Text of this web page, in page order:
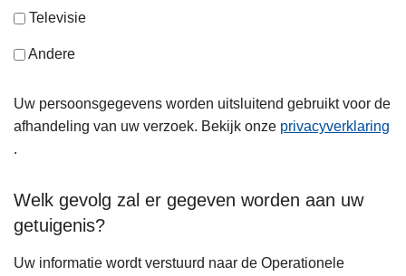
Televisie
Andere
Uw persoonsgegevens worden uitsluitend gebruikt voor de
afhandeling van uw verzoek. Bekijk onze privacyverklaring
.
Welk gevolg zal er gegeven worden aan uw
getuigenis?
Uw informatie wordt verstuurd naar de Operationele